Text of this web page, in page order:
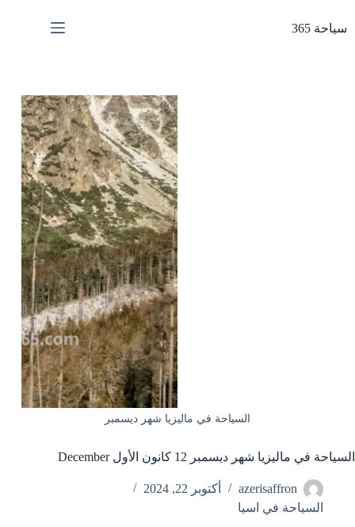
المحتوى
سياحة 365
السياحة في ماليزيا شهر ديسمبر
السياحة في ماليزيا شهر ديسمبر 12 كانون الأول December
azerisaffron
أكتوبر 22, 2024
السياحة في اسيا